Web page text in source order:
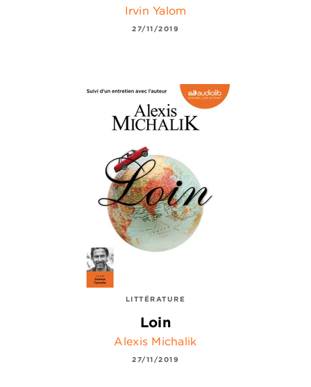
Irvin Yalom
27/11/2019
LITTÉRATURE
Loin
Alexis Michalik
27/11/2019